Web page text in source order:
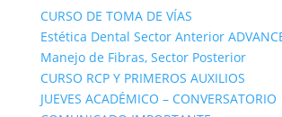
CURSO DE TOMA DE VÍAS
Estética Dental Sector Anterior
Manejo de Fibras, Sector Posterior
CURSO RCP Y PRIMEROS AUXILIOS
JUEVES ACADÉMICO – CONVERSATORIO